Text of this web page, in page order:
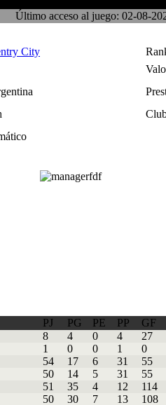
Último acceso al juego: 02-08-
City
PJ PG PE PP
GF
8 4 0 4
27
1 0 0 1
0
54 17 6 31
55
50 14 5 31
55
51 35 4 12
114
50 30 7 13
108